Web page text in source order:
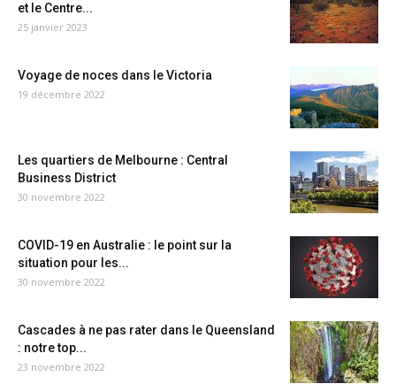
et le Centre...
25 janvier 2023
Voyage de noces dans le Victoria
19 décembre 2022
Les quartiers de Melbourne : Central
Business District
30 novembre 2022
COVID-19 en Australie : le point sur la
situation pour les...
30 novembre 2022
Cascades à ne pas rater dans le Queensland
: notre top...
23 novembre 2022